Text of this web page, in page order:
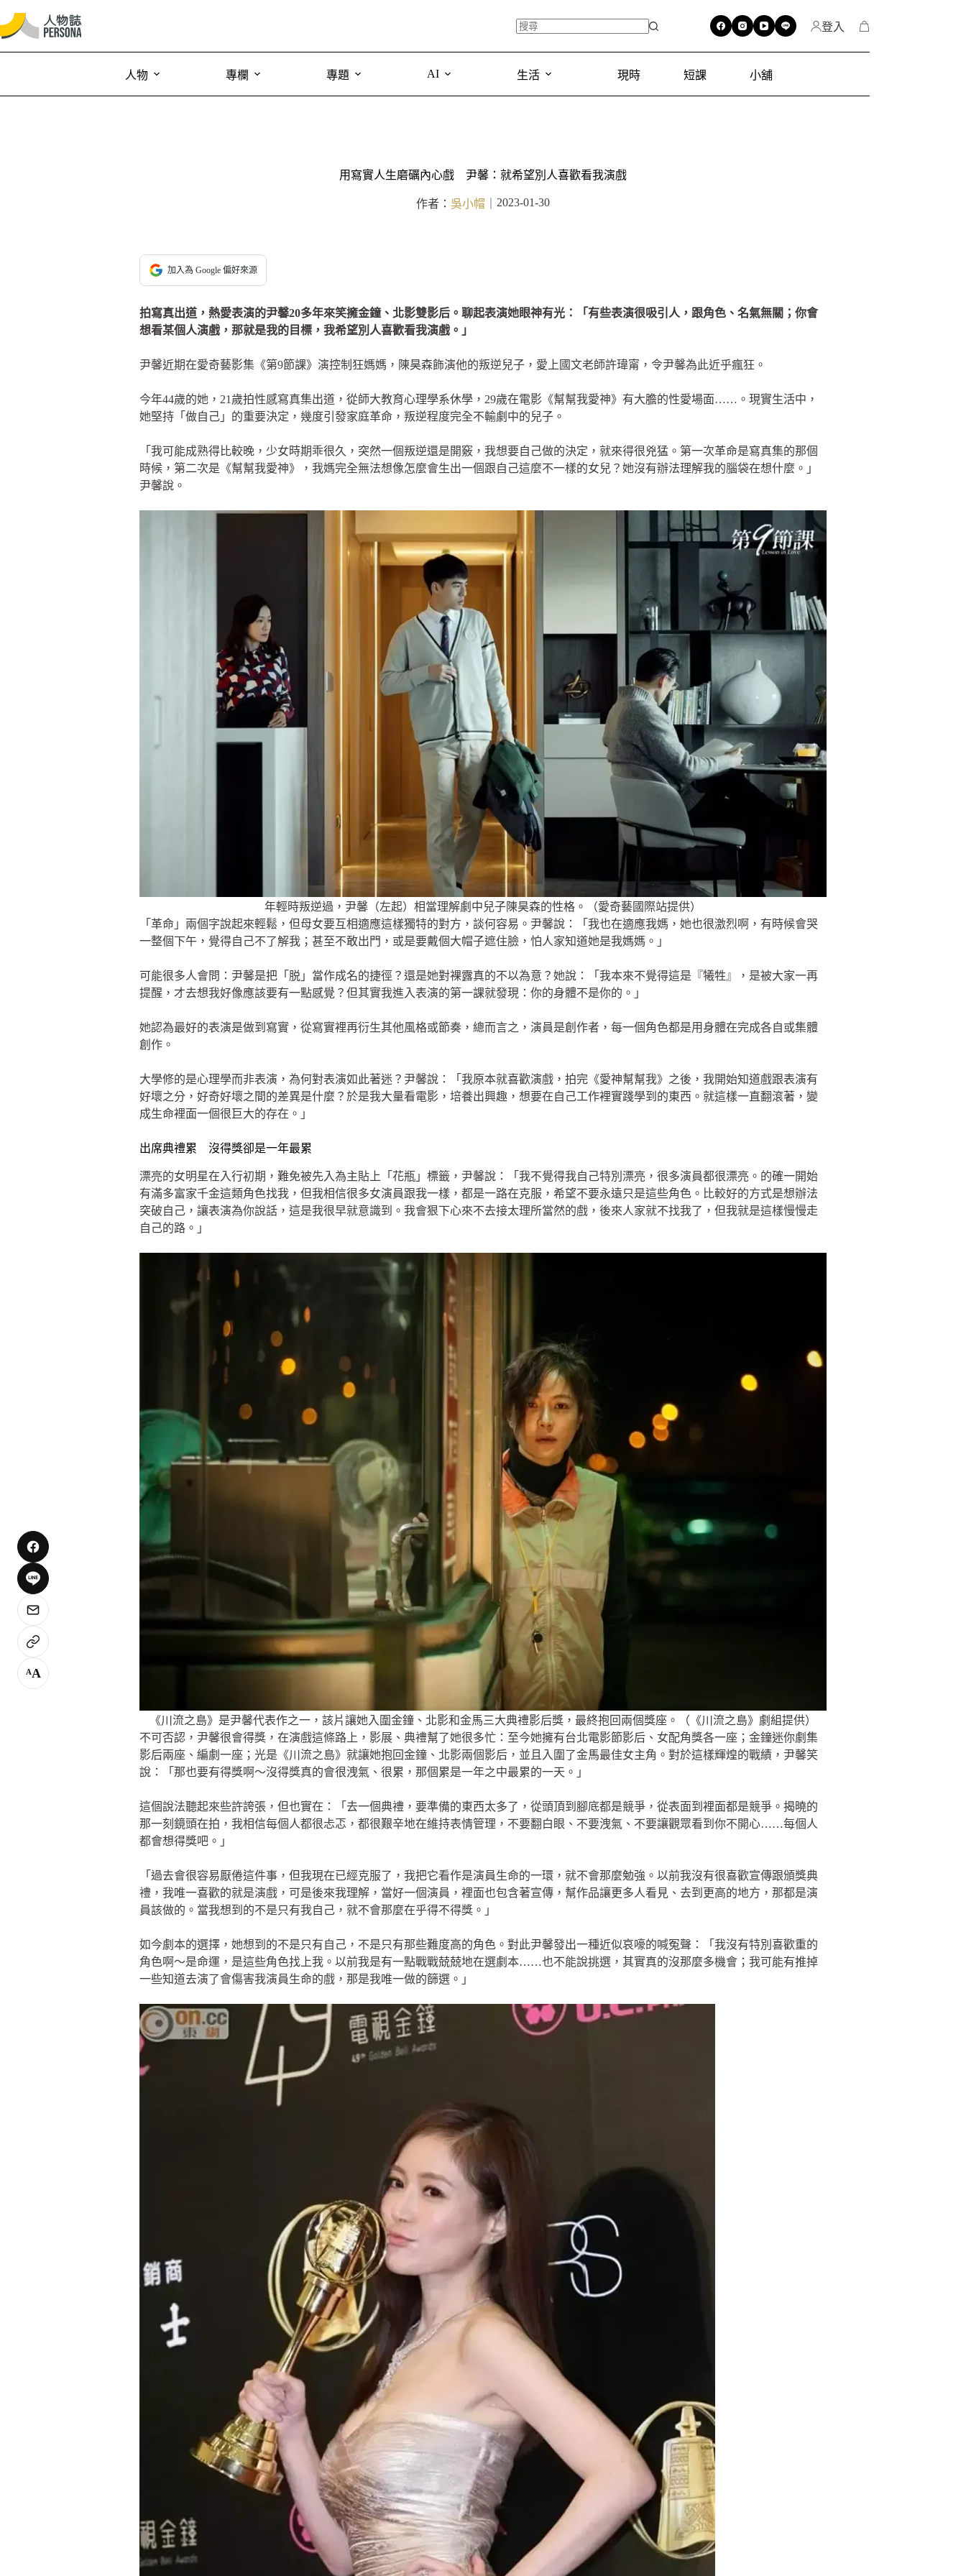
登入
人物 專欄 專題 AI 生活 現時 短課 小舖
用寫實人生磨礪內心戲 尹馨：就希望別人喜歡看我演戲
作者： 吳小帽 2023-01-30
加入為 Google 偏好來源
拍寫真出道，熱愛表演的尹馨20多年來笑擁金鐘、北影雙影后。聊起表演她眼神有光：「有些表演很吸引人，跟角色、名氣無關；你會
想看某個人演戲，那就是我的目標，我希望別人喜歡看我演戲。」
尹馨近期在愛奇藝影集《第9節課》演控制狂媽媽，陳昊森飾演他的叛逆兒子，愛上國文老師許瑋甯，令尹馨為此近乎瘋狂。
今年44歲的她，21歲拍性感寫真集出道，從師大教育心理學系休學，29歲在電影《幫幫我愛神》有大膽的性愛場面……。現實生活中，
她堅持「做自己」的重要決定，幾度引發家庭革命，叛逆程度完全不輸劇中的兒子。
「我可能成熟得比較晚，少女時期乖很久，突然一個叛逆還是開竅，我想要自己做的決定，就來得很兇猛。第一次革命是寫真集的那個
時候，第二次是《幫幫我愛神》，我媽完全無法想像怎麼會生出一個跟自己這麼不一樣的女兒？她沒有辦法理解我的腦袋在想什麼。」
尹馨說。
年輕時叛逆過，尹馨（左起）相當理解劇中兒子陳昊森的性格。（愛奇藝國際站提供）
「革命」兩個字說起來輕鬆，但母女要互相適應這樣獨特的對方，談何容易。尹馨說：「我也在適應我媽，她也很激烈啊，有時候會哭
一整個下午，覺得自己不了解我；甚至不敢出門，或是要戴個大帽子遮住臉，怕人家知道她是我媽媽。」
可能很多人會問：尹馨是把「脱」當作成名的捷徑？還是她對裸露真的不以為意？她說：「我本來不覺得這是『犧牲』，是被大家一再
提醒，才去想我好像應該要有一點感覺？但其實我進入表演的第一課就發現：你的身體不是你的。」
她認為最好的表演是做到寫實，從寫實裡再衍生其他風格或節奏，總而言之，演員是創作者，每一個角色都是用身體在完成各自或集體
創作。
大學修的是心理學而非表演，為何對表演如此著迷？尹馨說：「我原本就喜歡演戲，拍完《愛神幫幫我》之後，我開始知道戲跟表演有
好壞之分，好奇好壞之間的差異是什麼？於是我大量看電影，培養出興趣，想要在自己工作裡實踐學到的東西。就這樣一直翻滾著，變
成生命裡面一個很巨大的存在。」
出席典禮累 沒得獎卻是一年最累
漂亮的女明星在入行初期，難免被先入為主貼上「花瓶」標籤，尹馨說：「我不覺得我自己特別漂亮，很多演員都很漂亮。的確一開始
有滿多富家千金這類角色找我，但我相信很多女演員跟我一樣，都是一路在克服，希望不要永遠只是這些角色。比較好的方式是想辦法
突破自己，讓表演為你說話，這是我很早就意識到。我會狠下心來不去接太理所當然的戲，後來人家就不找我了，但我就是這樣慢慢走
自己的路。」
《川流之島》是尹馨代表作之一，該片讓她入圍金鐘、北影和金馬三大典禮影后獎，最終抱回兩個獎座。（《川流之島》劇組提供）
不可否認，尹馨很會得獎，在演戲這條路上，影展、典禮幫了她很多忙：至今她擁有台北電影節影后、女配角獎各一座；金鐘迷你劇集
影后兩座、編劇一座；光是《川流之島》就讓她抱回金鐘、北影兩個影后，並且入圍了金馬最佳女主角。對於這樣輝煌的戰績，尹馨笑
說：「那也要有得獎啊～沒得獎真的會很洩氣、很累，那個累是一年之中最累的一天。」
這個說法聽起來些許誇張，但也實在：「去一個典禮，要準備的東西太多了，從頭頂到腳底都是競爭，從表面到裡面都是競爭。揭曉的
那一刻鏡頭在拍，我相信每個人都很忐忑，都很艱辛地在維持表情管理，不要翻白眼、不要洩氣、不要讓觀眾看到你不開心……每個人
都會想得獎吧。」
「過去會很容易厭倦這件事，但我現在已經克服了，我把它看作是演員生命的一環，就不會那麼勉強。以前我沒有很喜歡宣傳跟頒獎典
禮，我唯一喜歡的就是演戲，可是後來我理解，當好一個演員，裡面也包含著宣傳，幫作品讓更多人看見、去到更高的地方，那都是演
員該做的。當我想到的不是只有我自己，就不會那麼在乎得不得獎。」
如今劇本的選擇，她想到的不是只有自己，不是只有那些難度高的角色。對此尹馨發出一種近似哀嚎的喊冤聲：「我沒有特別喜歡重的
角色啊～是命運，是這些角色找上我。以前我是有一點戰戰兢兢地在選劇本……也不能說挑選，其實真的沒那麼多機會；我可能有推掉
一些知道去演了會傷害我演員生命的戲，那是我唯一做的篩選。」
AA